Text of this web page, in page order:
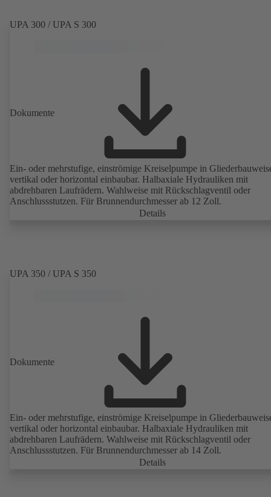
UPA 300 / UPA S 300
Dokumente
Ein- oder mehrstufige, einströmige Kreiselpumpe in
vertikal oder horizontal einbaubar. Halbaxiale Hydrauliken mit
abdrehbaren Laufrädern. Wahlweise mit Rückschlagventil oder
Anschlussstutzen. Für Brunnendurchmesser ab 12 Zoll.
Details
UPA 350 / UPA S 350
Dokumente
Ein- oder mehrstufige, einströmige Kreiselpumpe in
vertikal oder horizontal einbaubar. Halbaxiale Hydrauliken mit
abdrehbaren Laufrädern. Wahlweise mit Rückschlagventil oder
Anschlussstutzen. Für Brunnendurchmesser ab 14 Zoll.
Details